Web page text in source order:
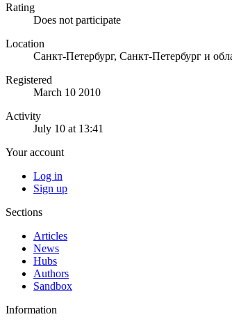
Rating
Does not participate
Location
Санкт-Петербург, Санкт-Петербург и
Registered
March 10 2010
Activity
July 10 at 13:41
Your account
Log in
Sign up
Sections
Articles
News
Hubs
Authors
Sandbox
Information